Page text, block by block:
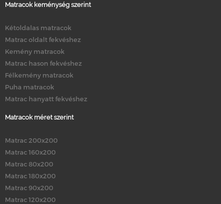
Matracok keménység szerint
Kétoldalas matracok
Matrac oldalt fekvéshez
Kemény matracok
Matrac hason fekvéshez
Félkemény matracok
Puha matracok
Matrac hanyatt fekvéshez
Matracok méret szerint
Matrac 200x200
Matrac 160x200
Matrac 80x200
Matrac 180x200
Matrac 90x200
Matrac 120x200